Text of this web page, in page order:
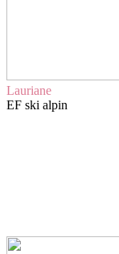
Lauriane
EF ski alpin